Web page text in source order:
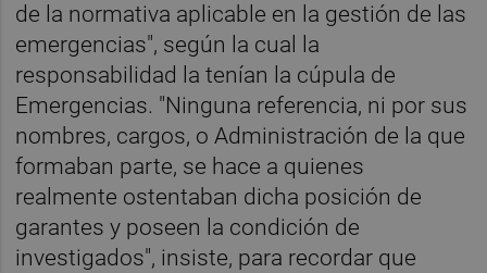
de la normativa aplicable en la gestión de las
emergencias", según la cual la
responsabilidad la tenían la cúpula de
Emergencias. "Ninguna referencia, ni por sus
nombres, cargos, o Administración de la que
formaban parte, se hace a quienes
realmente ostentaban dicha posición de
garantes y poseen la condición de
investigados", insiste, para recordar que